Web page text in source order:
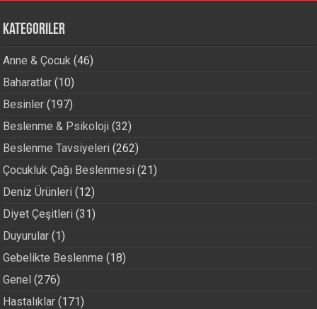
Kategoriler
Anne & Çocuk (46)
Baharatlar (10)
Besinler (197)
Beslenme & Psikoloji (32)
Beslenme Tavsiyeleri (262)
Çocukluk Çağı Beslenmesi (21)
Deniz Ürünleri (12)
Diyet Çeşitleri (31)
Duyurular (1)
Gebelikte Beslenme (18)
Genel (276)
Hastalıklar (171)